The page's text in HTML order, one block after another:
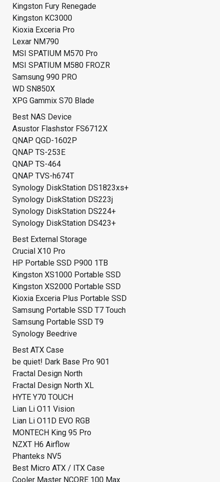
Kingston Fury Renegade
Kingston KC3000
Kioxia Exceria Pro
Lexar NM790
MSI SPATIUM M570 Pro
MSI SPATIUM M580 FROZR
Samsung 990 PRO
WD SN850X
XPG Gammix S70 Blade
Best NAS Device
Asustor Flashstor FS6712X
QNAP QGD-1602P
QNAP TS-253E
QNAP TS-464
QNAP TVS-h674T
Synology DiskStation DS1823xs+
Synology DiskStation DS223j
Synology DiskStation DS224+
Synology DiskStation DS423+
Best External Storage
Crucial X10 Pro
HP Portable SSD P900 1TB
Kingston XS1000 Portable SSD
Kingston XS2000 Portable SSD
Kioxia Exceria Plus Portable SSD
Samsung Portable SSD T7 Touch
Samsung Portable SSD T9
Synology Beedrive
Best ATX Case
be quiet! Dark Base Pro 901
Fractal Design North
Fractal Design North XL
HYTE Y70 TOUCH
Lian Li O11 Vision
Lian Li O11D EVO RGB
MONTECH King 95 Pro
NZXT H6 Airflow
Phanteks NV5
Best Micro ATX / ITX Case
Cooler Master NCORE 100 Max